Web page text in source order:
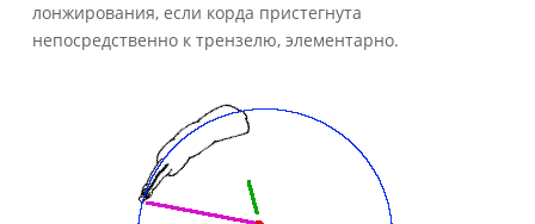
лонжирования, если корда пристегнута
непосредственно к трензелю, элементарно.